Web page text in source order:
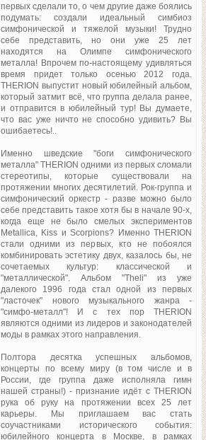
первых сделали то, о чем другие даже боялись
подумать: создали идеальный симбиоз
симфонической и тяжелой музыки! Трудно
себе представить, но они уже 25 лет
находятся на Олимпе симфонического
металла! Впрочем по-настоящему удивляться
время придет только осенью 2012 года.
THERION выпустит новый юбилейный альбом,
который затмит всё, что группа делала ранее,
и отправится в юбилейный тур! Вы думаете,
что вас уже ничто не способно удивить? Вы
ошибаетесь!..
Именно шведские "боги симфонического
металла" THERION одними из первых сломали
стереотипы, которые существовали на
протяжении многих десятилетий. Рок-группа и
симфонический оркестр - разве можно было
себе представить такое хотя бы в начале 90-х,
когда еще не было смелых экспериментов
Metallica, Kiss и Scorpions? Именно THERION
стали одними из первых, кто не побоялся
комбинировать эстетику двух, казалось бы, не
сочетаемых культур: классической и
"металлической". Альбом "Theli" из уже
далекого 1996 года стал одной из первых
"ласточек" нового музыкального жанра -
"симфо-металл"! И с тех пор THERION
являются одними из лидеров и законодателей
моды в рамках этого направления.
Полтора десятка успешных альбомов,
концерты по всему миру (в том числе и в
России, где группа даже исполняла гимн
нашей страны!) - признание идёт с THERION
рука об руку на протяжении всех 25 лет
карьеры. Мы приглашаем вас стать
соучастниками исторического события:
юбилейного концерта в Москве, в рамках